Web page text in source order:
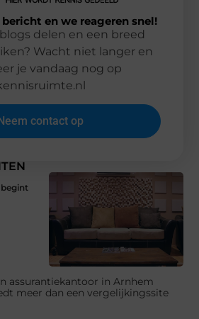
assurantiekantoor in Arnhem
meer dan een vergelijkingssite
en we reageren snel!
delen en een breed
Wacht niet langer en
je vandaag nog op
contact op